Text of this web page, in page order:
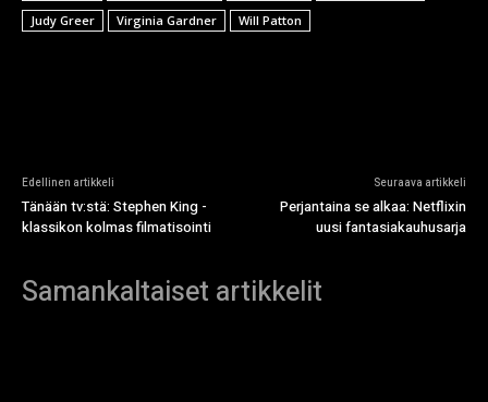
Judy Greer
Virginia Gardner Will Patton
Edellinen artikkeli
Tänään tv:stä: Stephen King -
klassikon kolmas filmatisointi
Seuraava artikkeli
Perjantaina se alkaa: Netflixin
uusi fantasiakauhusarja
Samankaltaiset artikkelit